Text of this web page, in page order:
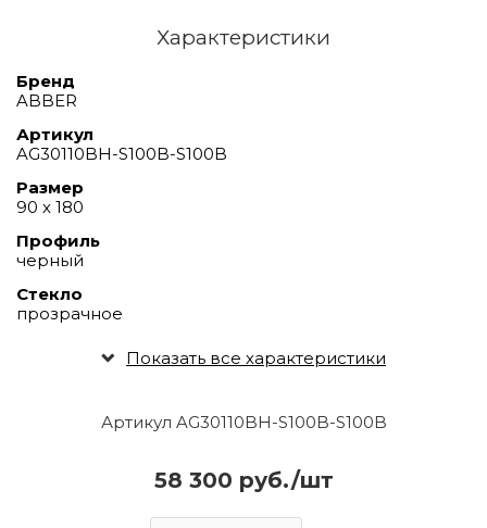
Артикул AG30110BH-S100B-S100B
58 300 руб./шт
Характеристики
Бренд
ABBER
Артикул
AG30110BH-S100B-S100B
Размер
90 х 180
Профиль
черный
Стекло
прозрачное
Показать все характеристики